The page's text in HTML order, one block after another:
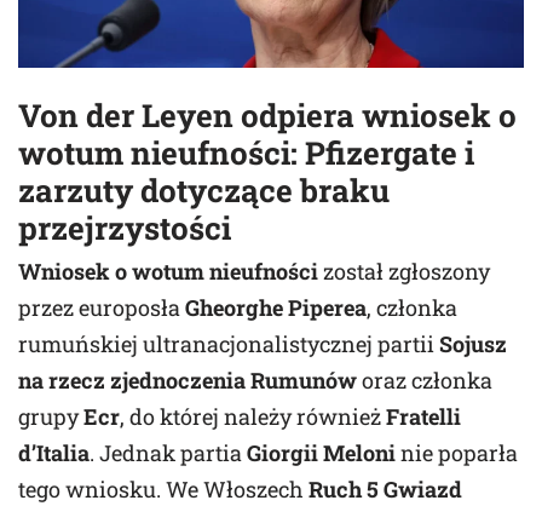
Von der Leyen odpiera wniosek o
wotum nieufności: Pfizergate i
zarzuty dotyczące braku
przejrzystości
Wniosek o wotum nieufnościzostał zgłoszony
przez europosłaGheorghe Piperea, członka
rumuńskiej ultranacjonalistycznej partiiSojusz
na rzecz zjednoczenia Rumunóworaz członka
grupyEcr, do której należy równieżFratelli
d’Italia. Jednak partiaGiorgii Meloninie poparła
tego wniosku. We Włoszech Ruch 5 Gwiazd